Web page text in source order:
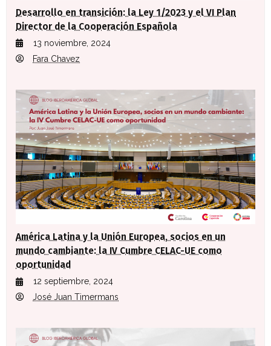
Desarrollo en transición: la Ley 1/2023 y el VI Plan
Director de la Cooperación Española
13 noviembre, 2024
Fara Chavez
América Latina y la Unión Europea, socios en un
mundo cambiante: la IV Cumbre CELAC-UE como
oportunidad
12 septiembre, 2024
José Juan Timermans